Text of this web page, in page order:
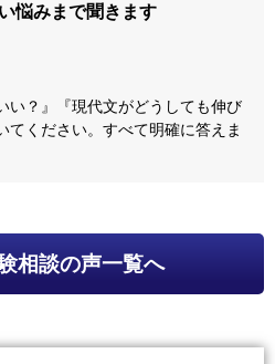
悩みまで聞きます
い？』『現代文がどうしても伸び
てください。すべて明確に答えま
相談の声一覧へ